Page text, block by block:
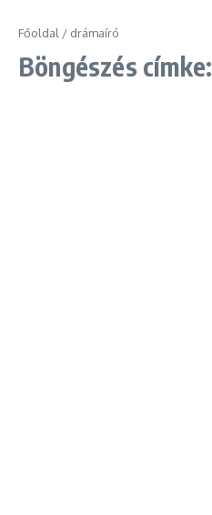
Főoldal / drámaíró
Böngészés